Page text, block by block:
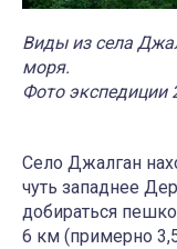
Виды из села
моря.
Фото экспедиции
Село Джалган
чуть западнее
добираться
6 км (примерно